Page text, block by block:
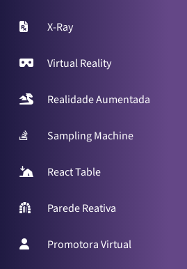
X-Ray
Virtual Reality
Realidade Aumentada
Sampling Machine
React Table
Parede Reativa
Promotora Virtual